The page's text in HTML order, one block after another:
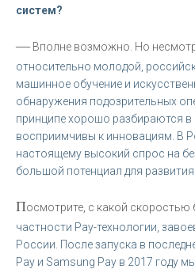
систем?
— Вполне возможно. Но
относительно молодой,
машинное обучение и
обнаружения подозрительных
принципе хорошо разбираются в
восприимчивы к инновациям. В
настоящему высокий спрос на
большой потенциал для развития.
Посмотрите, с какой скоростью
частности Pay-технологии,
России. После запуска в
Pay и Samsung Pay в 2017 году